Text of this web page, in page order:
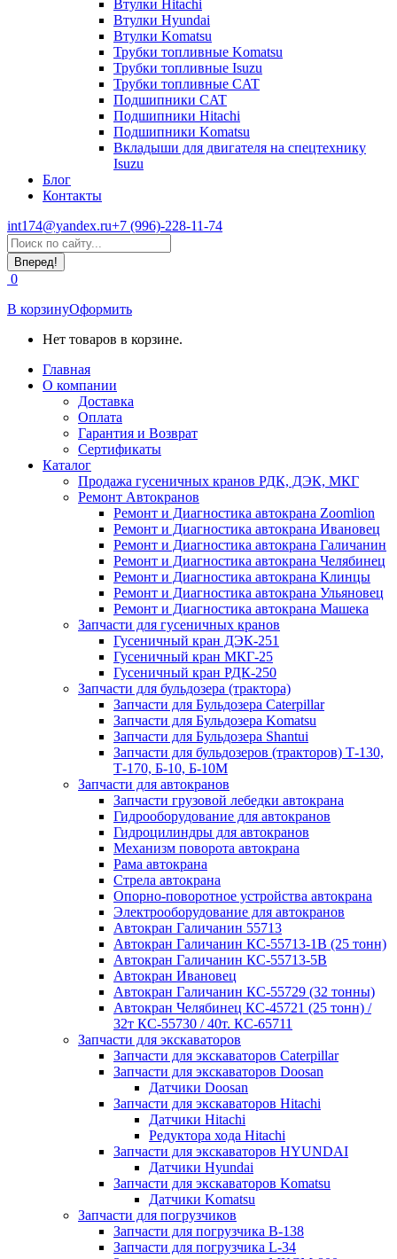
Втулки Hitachi
Втулки Hyundai
Втулки Komatsu
Трубки топливные Komatsu
Трубки топливные Isuzu
Трубки топливные CAT
Подшипники CAT
Подшипники Hitachi
Подшипники Komatsu
Вкладыши для двигателя на спецтехнику
Isuzu
Блог
Контакты
int174@yandex.ru+7 (996)-228-11-74
Страница
WhatsApp
открывается
в
новом
окне
Поиск:
0
В корзинуОформить
Нет товаров в корзине.
Главная
О компании
Доставка
Оплата
Гарантия и Возврат
Сертификаты
Каталог
Продажа гусеничных кранов РДК, ДЭК, МКГ
Ремонт Автокранов
Ремонт и Диагностика автокрана Zoomlion
Ремонт и Диагностика автокрана Ивановец
Ремонт и Диагностика автокрана Галичанин
Ремонт и Диагностика автокрана Челябинец
Ремонт и Диагностика автокрана Клинцы
Ремонт и Диагностика автокрана Ульяновец
Ремонт и Диагностика автокрана Машека
Запчасти для гусеничных кранов
Гусеничный кран ДЭК-251
Гусеничный кран МКГ-25
Гусеничный кран РДК-250
Запчасти для бульдозера (трактора)
Запчасти для Бульдозера Caterpillar
Запчасти для Бульдозера Komatsu
Запчасти для Бульдозера Shantui
Запчасти для бульдозеров (тракторов) Т-130,
Т-170, Б-10, Б-10М
Запчасти для автокранов
Запчасти грузовой лебедки автокрана
Гидрооборудование для автокранов
Гидроцилиндры для автокранов
Механизм поворота автокрана
Рама автокрана
Стрела автокрана
Опорно-поворотное устройства автокрана
Электрооборудование для автокранов
Автокран Галичанин 55713
Автокран Галичанин КС-55713-1В (25 тонн)
Автокран Галичанин КС-55713-5В
Автокран Ивановец
Автокран Галичанин КС-55729 (32 тонны)
Автокран Челябинец КС-45721 (25 тонн) /
32т КС-55730 / 40т. КС-65711
Запчасти для экскаваторов
Запчасти для экскаваторов Caterpillar
Запчасти для экскаваторов Doosan
Датчики Doosan
Запчасти для экскаваторов Hitachi
Датчики Hitachi
Редуктора хода Hitachi
Запчасти для экскаваторов HYUNDAI
Датчики Hyundai
Запчасти для экскаваторов Komatsu
Датчики Komatsu
Запчасти для погрузчиков
Запчасти для погрузчика B-138
Запчасти для погрузчика L-34